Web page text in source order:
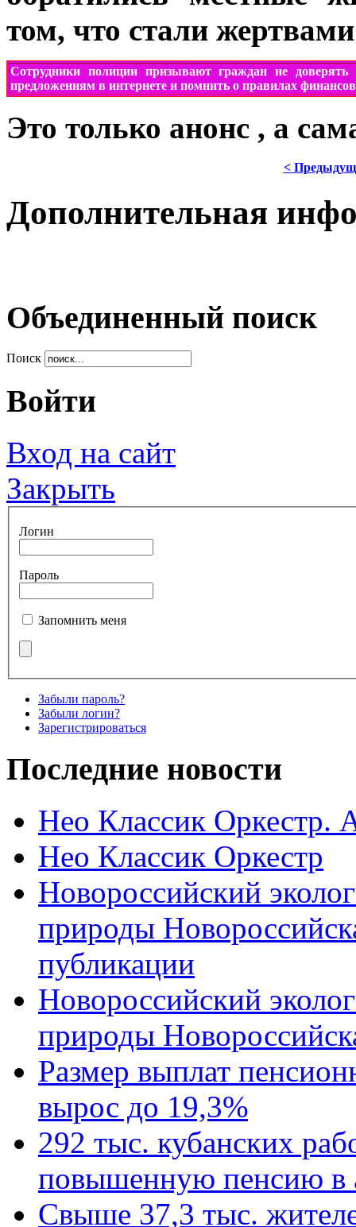
том, что стали
Сотрудники полиции призываютграждан не доверять
предложениям в интернете и помнить о правилах
Это только анонс , а
<
Дополнительная
Объединенный поиск
Поиск
Войти
Вход на сайт
Закрыть
Логин
Пароль
Запомнить меня
Забыли пароль?
Забыли логин?
Зарегистрироваться
Последние новости
Нео Классик Оркестр.
Нео Классик Оркестр
Новороссийский
природы
публикации
Новороссийский
природы
Размер выплат
вырос до 19,3%
292 тыс. кубанских
повышенную пенсию в
Свыше 37,3 тыс.